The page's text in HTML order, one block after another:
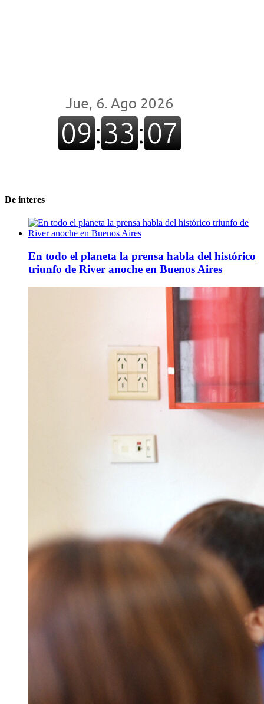
De interes
En todo el planeta la prensa habla del histórico
triunfo de River anoche en Buenos Aires